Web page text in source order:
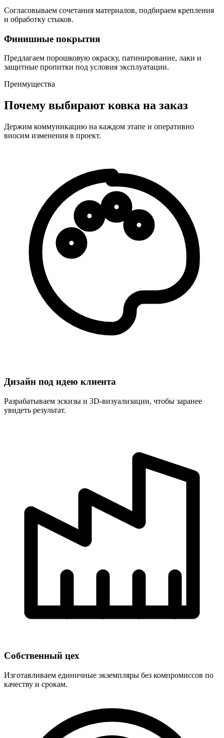
Согласовываем сочетания материалов, подбираем крепления
и обработку стыков.
Финишные покрытия
Предлагаем порошковую окраску, патинирование, лаки и
защитные пропитки под условия эксплуатации.
Преимущества
Почему выбирают ковка на заказ
Держим коммуникацию на каждом этапе и оперативно
вносим изменения в проект.
Дизайн под идею клиента
Разрабатываем эскизы и 3D-визуализации, чтобы заранее
увидеть результат.
Собственный цех
Изготавливаем единичные экземпляры без компромиссов по
качеству и срокам.